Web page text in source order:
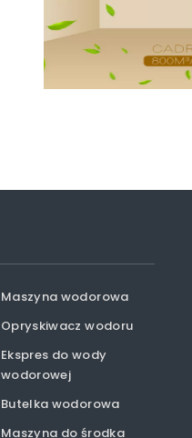
Maszyna wodorowa
Opryskiwacz wodoru
Ekspres do wody
wodorowej
Butelka wodorowa
Maszyna do środka